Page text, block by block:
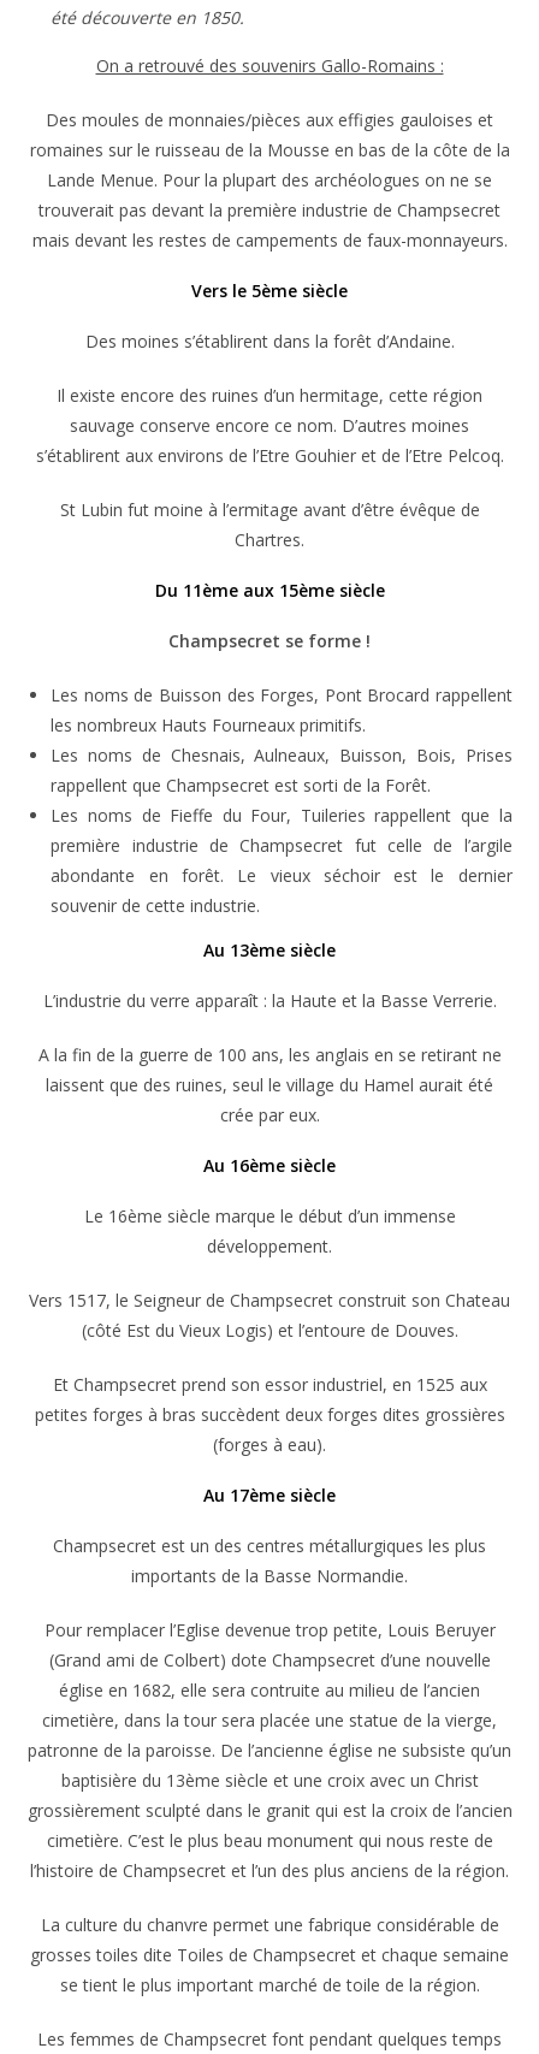
été découverte en 1850.
On a retrouvé des souvenirs Gallo-Romains :
Des moules de monnaies/pièces aux effigies gauloises et
romaines sur le ruisseau de la Mousse en bas de la côte de la
Lande Menue. Pour la plupart des archéologues on ne se
trouverait pas devant la première industrie de Champsecret
mais devant les restes de campements de faux-monnayeurs.
Vers le 5ème siècle
Des moines s’établirent dans la forêt d’Andaine.
Il existe encore des ruines d’un hermitage, cette région
sauvage conserve encore ce nom. D’autres moines
s’établirent aux environs de l’Etre Gouhier et de l’Etre Pelcoq.
St Lubin fut moine à l’ermitage avant d’être évêque de
Chartres.
Du 11ème aux 15ème siècle
Champsecret se forme !
Les noms de Buisson des Forges, Pont Brocard rappellent
les nombreux Hauts Fourneaux primitifs.
Les noms de Chesnais, Aulneaux, Buisson, Bois, Prises
rappellent que Champsecret est sorti de la Forêt.
Les noms de Fieffe du Four, Tuileries rappellent que la
première industrie de Champsecret fut celle de l’argile
abondante en forêt. Le vieux séchoir est le dernier
souvenir de cette industrie.
Au 13ème siècle
L’industrie du verre apparaît : la Haute et la Basse Verrerie.
A la fin de la guerre de 100 ans, les anglais en se retirant ne
laissent que des ruines, seul le village du Hamel aurait été
crée par eux.
Au 16ème siècle
Le 16ème siècle marque le début d’un immense
développement.
Vers 1517, le Seigneur de Champsecret construit son Chateau
(côté Est du Vieux Logis) et l’entoure de Douves.
Et Champsecret prend son essor industriel, en 1525 aux
petites forges à bras succèdent deux forges dites grossières
(forges à eau).
Au 17ème siècle
Champsecret est un des centres métallurgiques les plus
importants de la Basse Normandie.
Pour remplacer l’Eglise devenue trop petite, Louis Beruyer
(Grand ami de Colbert) dote Champsecret d’une nouvelle
église en 1682, elle sera contruite au milieu de l’ancien
cimetière, dans la tour sera placée une statue de la vierge,
patronne de la paroisse. De l’ancienne église ne subsiste qu’un
baptisière du 13ème siècle et une croix avec un Christ
grossièrement sculpté dans le granit qui est la croix de l’ancien
cimetière. C’est le plus beau monument qui nous reste de
l’histoire de Champsecret et l’un des plus anciens de la région.
La culture du chanvre permet une fabrique considérable de
grosses toiles dite Toiles de Champsecret et chaque semaine
se tient le plus important marché de toile de la région.
Les femmes de Champsecret font pendant quelques temps